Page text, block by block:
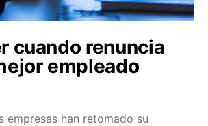
cuando renuncia
empleado
empresas han retomado su